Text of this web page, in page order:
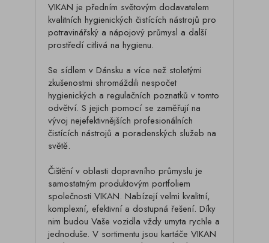
VIKAN je předním světovým dodavatelem
kvalitních hygienických čistících nástrojů pro
potravinářský a nápojový průmysl a další
prostředí citlivá na hygienu.
Se sídlem v Dánsku a více než stoletými
zkušenostmi shromáždili nespočet
hygienických a regulačních poznatků v tomto
odvětví. S jejich pomocí se zaměřují na
vývoj nejefektivnějších profesionálních
čistících nástrojů a poradenských služeb na
světě.
Čištění v oblasti dopravního průmyslu je
samostatným produktovým portfoliem
společnosti VIKAN. Nabízejí velmi kvalitní,
komplexní, efektivní a dostupná řešení. Díky
nim budou Vaše vozidla vždy umyta rychle a
jednoduše. V sortimentu jsou kartáče VIKAN